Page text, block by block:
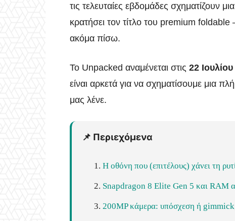
τις τελευταίες εβδομάδες σχηματίζουν
κρατήσει τον τίτλο του premium foldable
ακόμα πίσω.
Το Unpacked αναμένεται στις 22
είναι αρκετά για να σχηματίσουμε μια
μας λένε.
📌 Περιεχόμενα
Η οθόνη που (επιτέλους) χάνει τη
Snapdragon 8 Elite Gen 5 και RAM
200MP κάμερα: υπόσχεση ή